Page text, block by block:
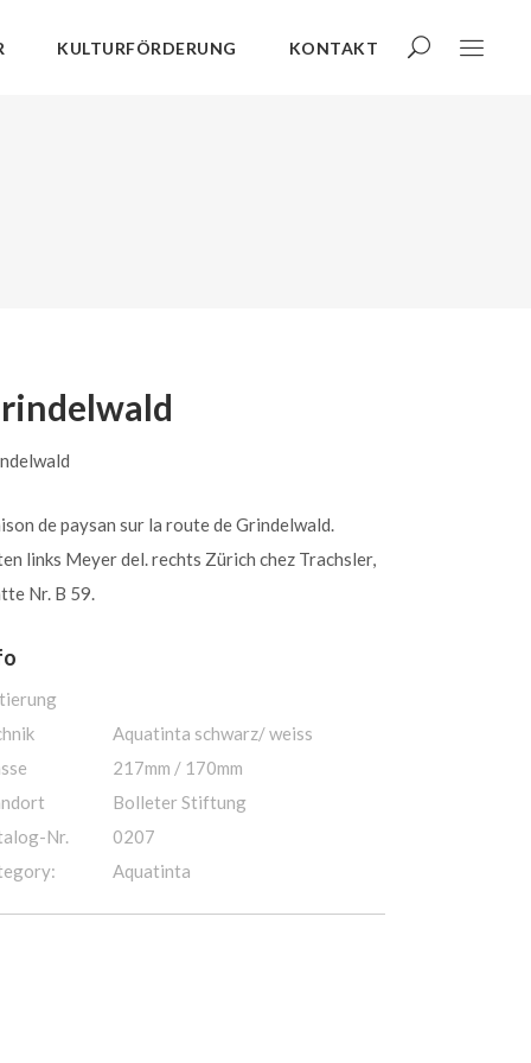
KULTURFÖRDERUNG KONTAKT
de paysan sur la route de Grindelwald.
links Meyer del. rechts Zürich chez Trachsler,
Nr. B 59.
Aquatinta schwarz/ weiss
217mm / 170mm
Bolleter Stiftung
Nr.
0207
Aquatinta